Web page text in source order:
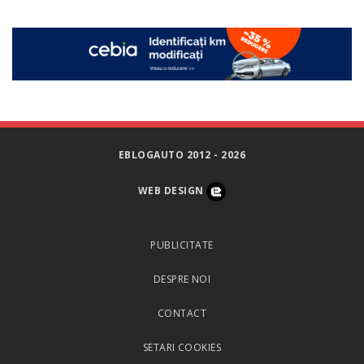
EBLOGAUTO 2012 - 2026
WEB DESIGN
PUBLICITATE
DESPRE NOI
CONTACT
SETARI COOKIES